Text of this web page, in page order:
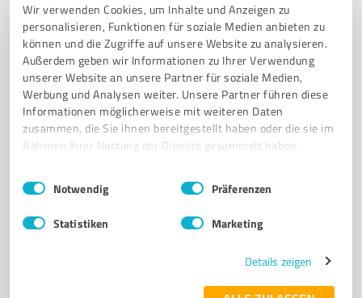
Wir verwenden Cookies, um Inhalte und Anzeigen zu
personalisieren, Funktionen für soziale Medien anbieten zu
können und die Zugriffe auf unsere Website zu analysieren.
Außerdem geben wir Informationen zu Ihrer Verwendung
unserer Website an unsere Partner für soziale Medien,
Werbung und Analysen weiter. Unsere Partner führen diese
Informationen möglicherweise mit weiteren Daten
zusammen, die Sie ihnen bereitgestellt haben oder die sie im
Rahmen Ihrer Nutzung der Dienste gesammelt haben.
Impressum Datenschutzbestimmungen
Einwilligungsauswahl
Notwendig Präferenzen
Statistiken Marketing
Details zeigen
Sie möchten auch hier gelistet werden?
Registrieren Sie sich jetzt und werden Sie ein von
Kunden empfohlener ProvenExpert!